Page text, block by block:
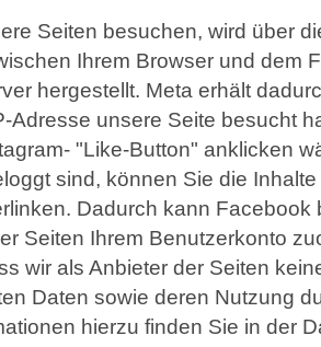
Seiten besuchen, wird über
Ihrem Browser und dem
hergestellt. Meta erhält
Adresse unsere Seite besucht
"Like-Button" anklicken
sind, können Sie die
Dadurch kann Facebook
Seiten Ihrem Benutzerkonto
wir als Anbieter der Seiten
Daten sowie deren Nutzung
hierzu finden Sie in der